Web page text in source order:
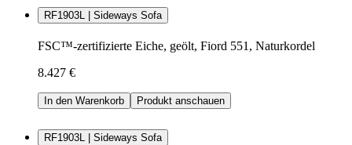
RF1903L | Sideways Sofa
FSC™-zertifizierte Eiche, geölt, Fiord 551, Naturkordel
8.427 €
In den Warenkorb Produkt anschauen
RF1903L | Sideways Sofa